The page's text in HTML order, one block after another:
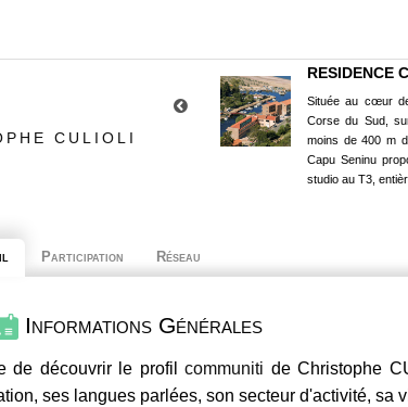
CULIOLI
RESIDENCE
Située au cœur
Corse du Sud,
moins de 400 m
Capu Seninu
studio au T3,
Participation Réseau
Informations Générales
de découvrir le profilcommuniti de Christophe
ses langues parlées, son secteur d'activité, sa